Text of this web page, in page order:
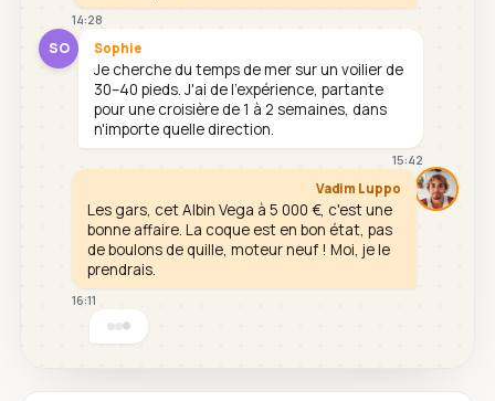
14:28
SO Sophie
Je cherche du temps de mer sur un voilier de
30–40 pieds. J'ai de l'expérience, partante
pour une croisière de 1 à 2 semaines, dans
n'importe quelle direction.
15:42
Vadim Luppo
Les gars, cet Albin Vega à 5 000 €, c'est une
bonne affaire. La coque est en bon état, pas
de boulons de quille, moteur neuf ! Moi, je le
prendrais.
16:11